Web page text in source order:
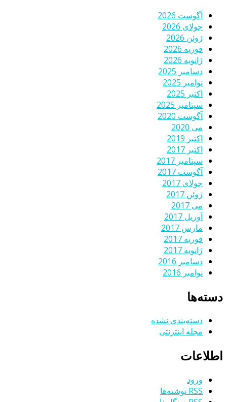
آگوست 2026
جولای 2026
ژوئن 2026
فوریه 2026
ژانویه 2026
دسامبر 2025
نوامبر 2025
اکتبر 2025
سپتامبر 2025
آگوست 2020
می 2020
اکتبر 2019
اکتبر 2017
سپتامبر 2017
آگوست 2017
جولای 2017
ژوئن 2017
می 2017
آوریل 2017
مارس 2017
فوریه 2017
ژانویه 2017
دسامبر 2016
نوامبر 2016
دسته‌ها
دسته‌بندی نشده
مجله اینترنتی
اطلاعات
ورود
RSS نوشته‌ها